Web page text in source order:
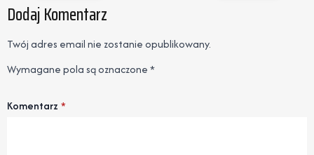
Dodaj Komentarz
Twój adres email nie zostanie opublikowany.
Wymagane pola są oznaczone*
Komentarz *